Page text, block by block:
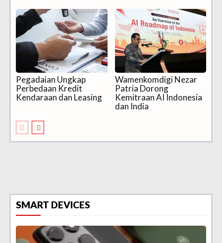
Pegadaian Ungkap
Perbedaan Kredit
Kendaraan dan Leasing
Wamenkomdigi Nezar
Patria Dorong
Kemitraan AI Indonesia
dan India
SMART DEVICES